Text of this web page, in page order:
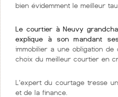
bien évidemment le meilleur
Le courtier à Neuvy
explique à son mandant
immobilier a une obligation
choix du meilleur courtier en
L'expert du courtage tresse
et de la finance.